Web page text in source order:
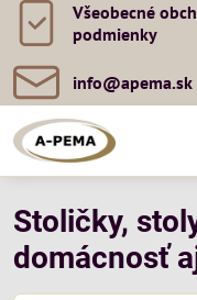
Všeobecné
podmienky
info​@apema​.sk
Stoličky,
domácnosť